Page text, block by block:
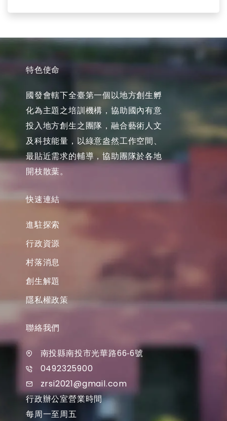
特色使命
國發會轄下全臺第一個以地方創生孵
化為主題之培訓機構，協助國內有意
投入地方創生之團隊，融合藝術人文
及科技能量，以綠意盎然工作空間、
最貼近需求的輔導，協助團隊於各地
開枝散葉。
快速連結
進駐探索
行政資源
村落消息
創生解題
隱私權政策
聯絡我們
南投縣南投市光華路66-6號
0492325900
zrsi2021@gmail.com
行政辦公室營業時間
每周一至周五